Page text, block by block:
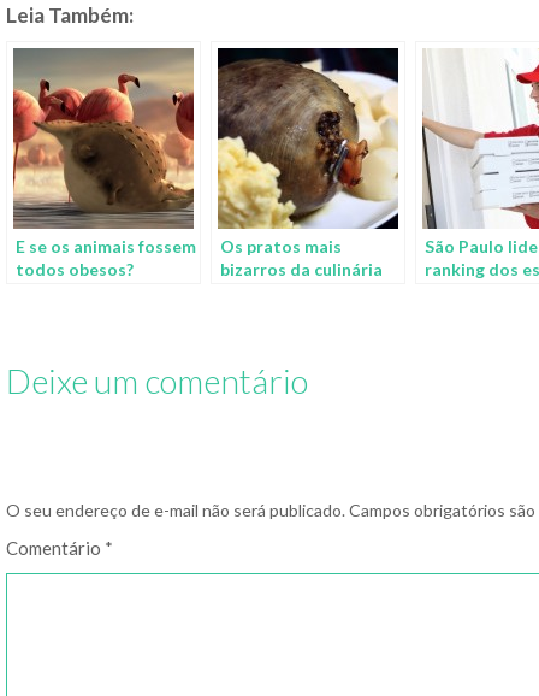
Leia Também:
E se os animais fossem
todos obesos?
Os pratos mais
bizarros da culinária
São Paulo
ranking dos
Deixe um comentário
O seu endereço de e-mail não será publicado. Campos obrigatórios
Comentário *